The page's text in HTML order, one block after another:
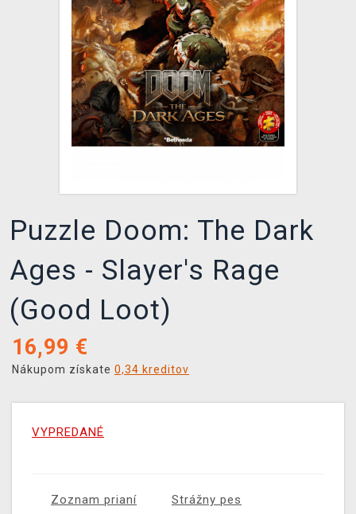
XZONE KLUB
Puzzle Doom: The Dark
Ages - Slayer's Rage
(Good Loot)
16,99 €
Nákupom získate 0,34 kreditov
VYPREDANÉ
Zoznam prianí Strážny pes